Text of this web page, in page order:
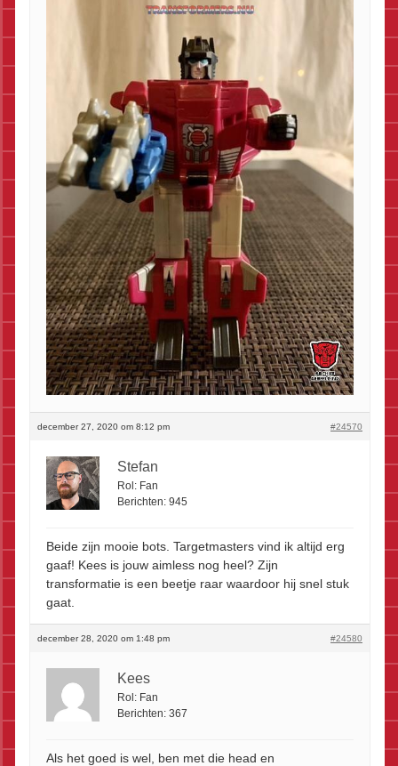
december 27, 2020 om 8:12 pm #24570
Stefan
Rol: Fan
Berichten: 945
Beide zijn mooie bots. Targetmasters vind ik altijd erg
gaaf! Kees is jouw aimless nog heel? Zijn
transformatie is een beetje raar waardoor hij snel stuk
gaat.
december 28, 2020 om 1:48 pm #24580
Kees
Rol: Fan
Berichten: 367
Als het goed is wel, ben met die head en